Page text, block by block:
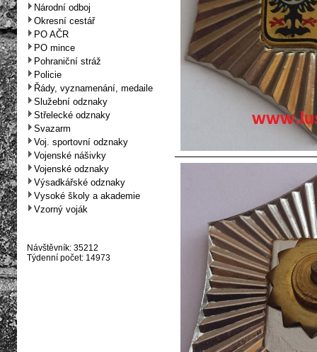
Národní odboj
Okresní cestář
PO AČR
PO mince
Pohraniční stráž
Policie
Řády, vyznamenání, medaile
Služební odznaky
Střelecké odznaky
Svazarm
Voj. sportovní odznaky
Vojenské nášivky
Vojenské odznaky
Výsadkářské odznaky
Vysoké školy a akademie
Vzorný voják
Návštěvník: 35212
Týdenní počet: 14973